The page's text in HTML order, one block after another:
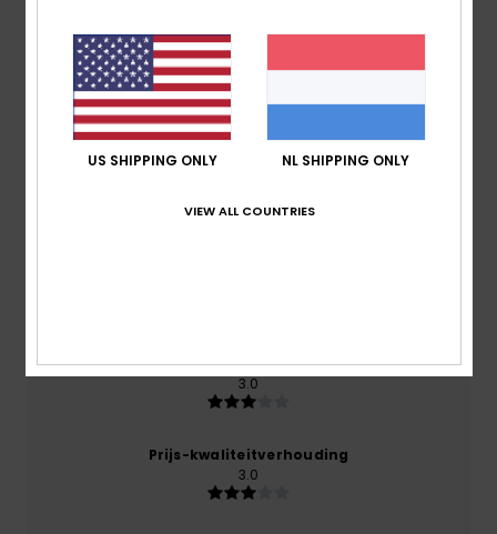
Reviews van klanten
Gemiddelde score
1.0
Comfort
3.0
Prijs-kwaliteitverhouding
3.0
US SHIPPING ONLY NL SHIPPING ONLY
VIEW ALL COUNTRIES